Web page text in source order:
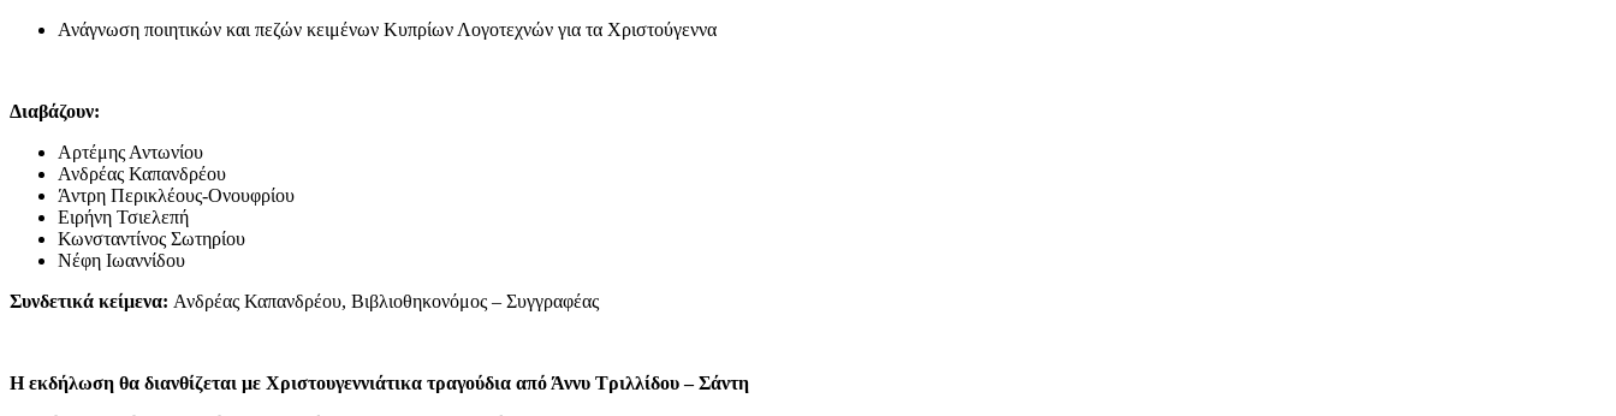
Ανάγνωση ποιητικών και πεζών κειμένων Κυπρίων Λογοτεχνών για τα Χριστούγεννα
Διαβάζουν:
Αρτέμης Αντωνίου
Ανδρέας Καπανδρέου
Άντρη Περικλέους-Ονουφρίου
Ειρήνη Τσιελεπή
Κωνσταντίνος Σωτηρίου
Νέφη Ιωαννίδου
Συνδετικά κείμενα: Ανδρέας Καπανδρέου, Βιβλιοθηκονόμος – Συγγραφέας
Η εκδήλωση θα διανθίζεται με Χριστουγεννιάτικα τραγούδια από Άννυ Τριλλίδου – Σάντη